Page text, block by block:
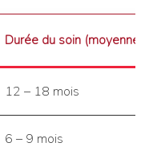
Durée du soin (moyenne)
12 – 18 mois
6 – 9 mois